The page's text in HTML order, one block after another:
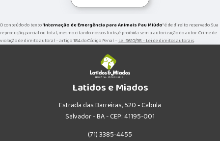
O conteúdo do texto "Internação de Emergência para Animais Pau Miúdo" é de direito reservado. Sua
reprodução, parcial ou total, mesmo citando nossos links, é proibida sem a autorização do autor. Crime de
violação de direito autoral – artigo 184 do Código Penal –Lei 9610/98 - Lei de direitos autorais.
Latidos e Miados
Estrada das Barreiras, 520 - Cabula
Salvador - BA - CEP: 41195-001
(71) 3385-4455